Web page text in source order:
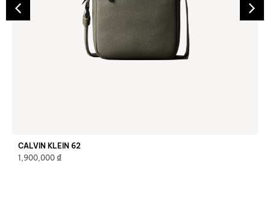
CALVIN KLEIN 62
1,900,000 ₫